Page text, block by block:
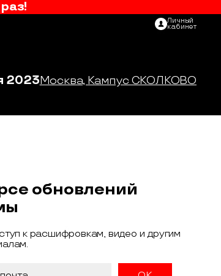
Личный
кабинет
2023Москва, Кампус СКОЛКОВО
обновлений
к расшифровкам, видео и другим